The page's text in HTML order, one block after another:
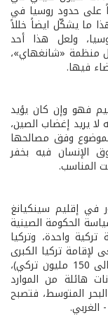
على حدود روسيا في
ما يشكّل ايضاً خللاً
ولعل هذا أحد
منظمة «شانغهاي»،
فيها.
فهو وإن كان يؤيد
يريد إغضاب الصين،
وفق مصالحها
الإنسان فيه بخفر
المناسب.
في إقليم سينكيانغ
الحكومة الصينية
واحدة، وتركيا
لإقامة تركيا الكبرى
التي تمتد حتى التركستان الشرقية (تضم حوالى 150 مليون تركي)،
هائلة من الموارد
المتوسط، فتصبح
الغربي.